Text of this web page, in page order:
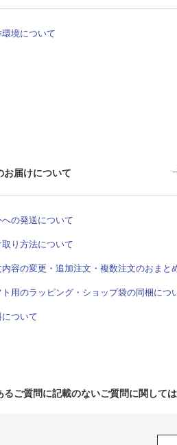
境について
お届けについて
の発送について
り方法について
内容の変更・追加注文・複数注文のおまと
ト用のラッピング・ショップ袋の同梱につ
ついて
るご質問に記載のないご質問に関して